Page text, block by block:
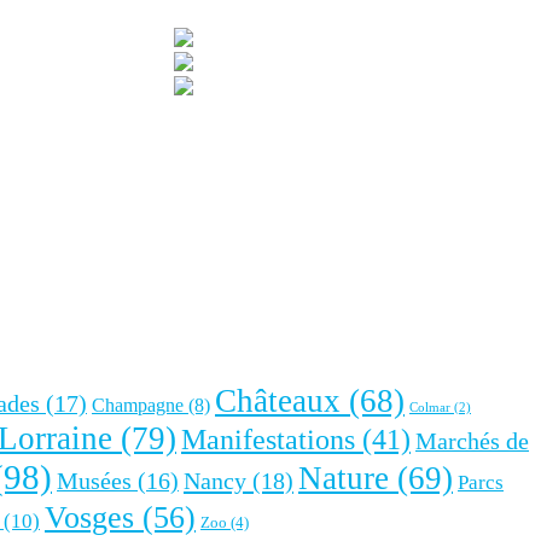
(17) Champagne (8) Châteaux (68) Colmar (2)
(79)Manifestations (41) Marchés de
Musées (16) Nancy (18) Nature (69) Parcs
(10) Vosges (56) Zoo (4)